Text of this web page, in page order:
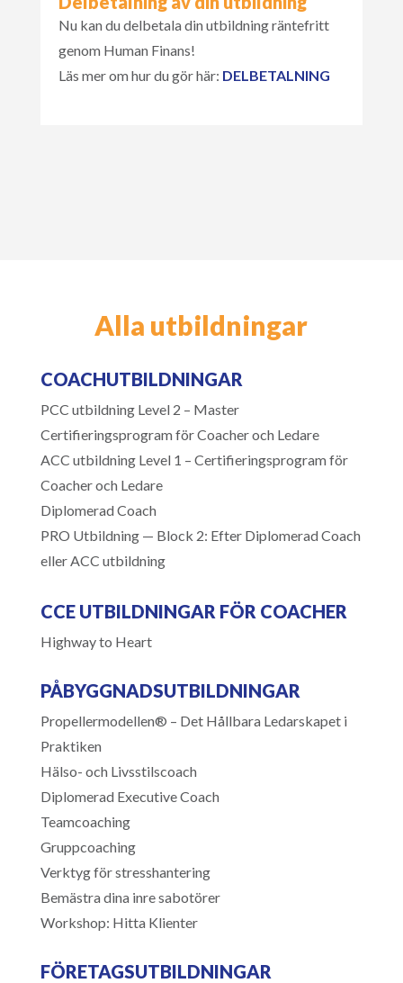
Nu kan du delbetala din utbildning räntefritt
genom Human Finans!
Läs mer om hur du gör här: DELBETALNING
Alla utbildningar
COACHUTBILDNINGAR
PCC utbildning Level 2 – Master
Certifieringsprogram för Coacher och Ledare
ACC utbildning Level 1 – Certifieringsprogram för
Coacher och Ledare
Diplomerad Coach
PRO Utbildning — Block 2: Efter Diplomerad Coach
eller ACC utbildning
CCE UTBILDNINGAR FÖR COACHER
Highway to Heart
PÅBYGGNADSUTBILDNINGAR
Propellermodellen® – Det Hållbara Ledarskapet i
Praktiken
Hälso- och Livsstilscoach
Diplomerad Executive Coach
Teamcoaching
Gruppcoaching
Verktyg för stresshantering
Bemästra dina inre sabotörer
Workshop: Hitta Klienter
FÖRETAGSUTBILDNINGAR